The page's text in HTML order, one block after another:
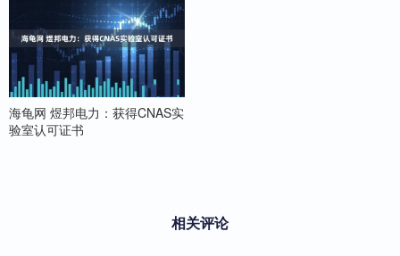
海龟网 煜邦电力：获得CNAS实
验室认可证书
相关评论